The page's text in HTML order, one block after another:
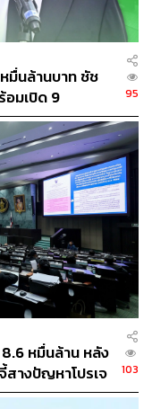
ท ใช้โมเดลไม่มี
จนสามารถสร้าง
นเวลาเพียง 3
าขา
ทั้งสองแบรนด์ว่า
รบินแบบ Full
น Low Cost ที่เน้น
รนด์ใช้ทีมแพทย์
ำหรับฝึกอบรม
Economy of Scale
ธานี
มื่นล้านบาท ชัช
มเปิด 9
95
หมื่นล้าน หลัง
สางปัญหาโปรเจ
103